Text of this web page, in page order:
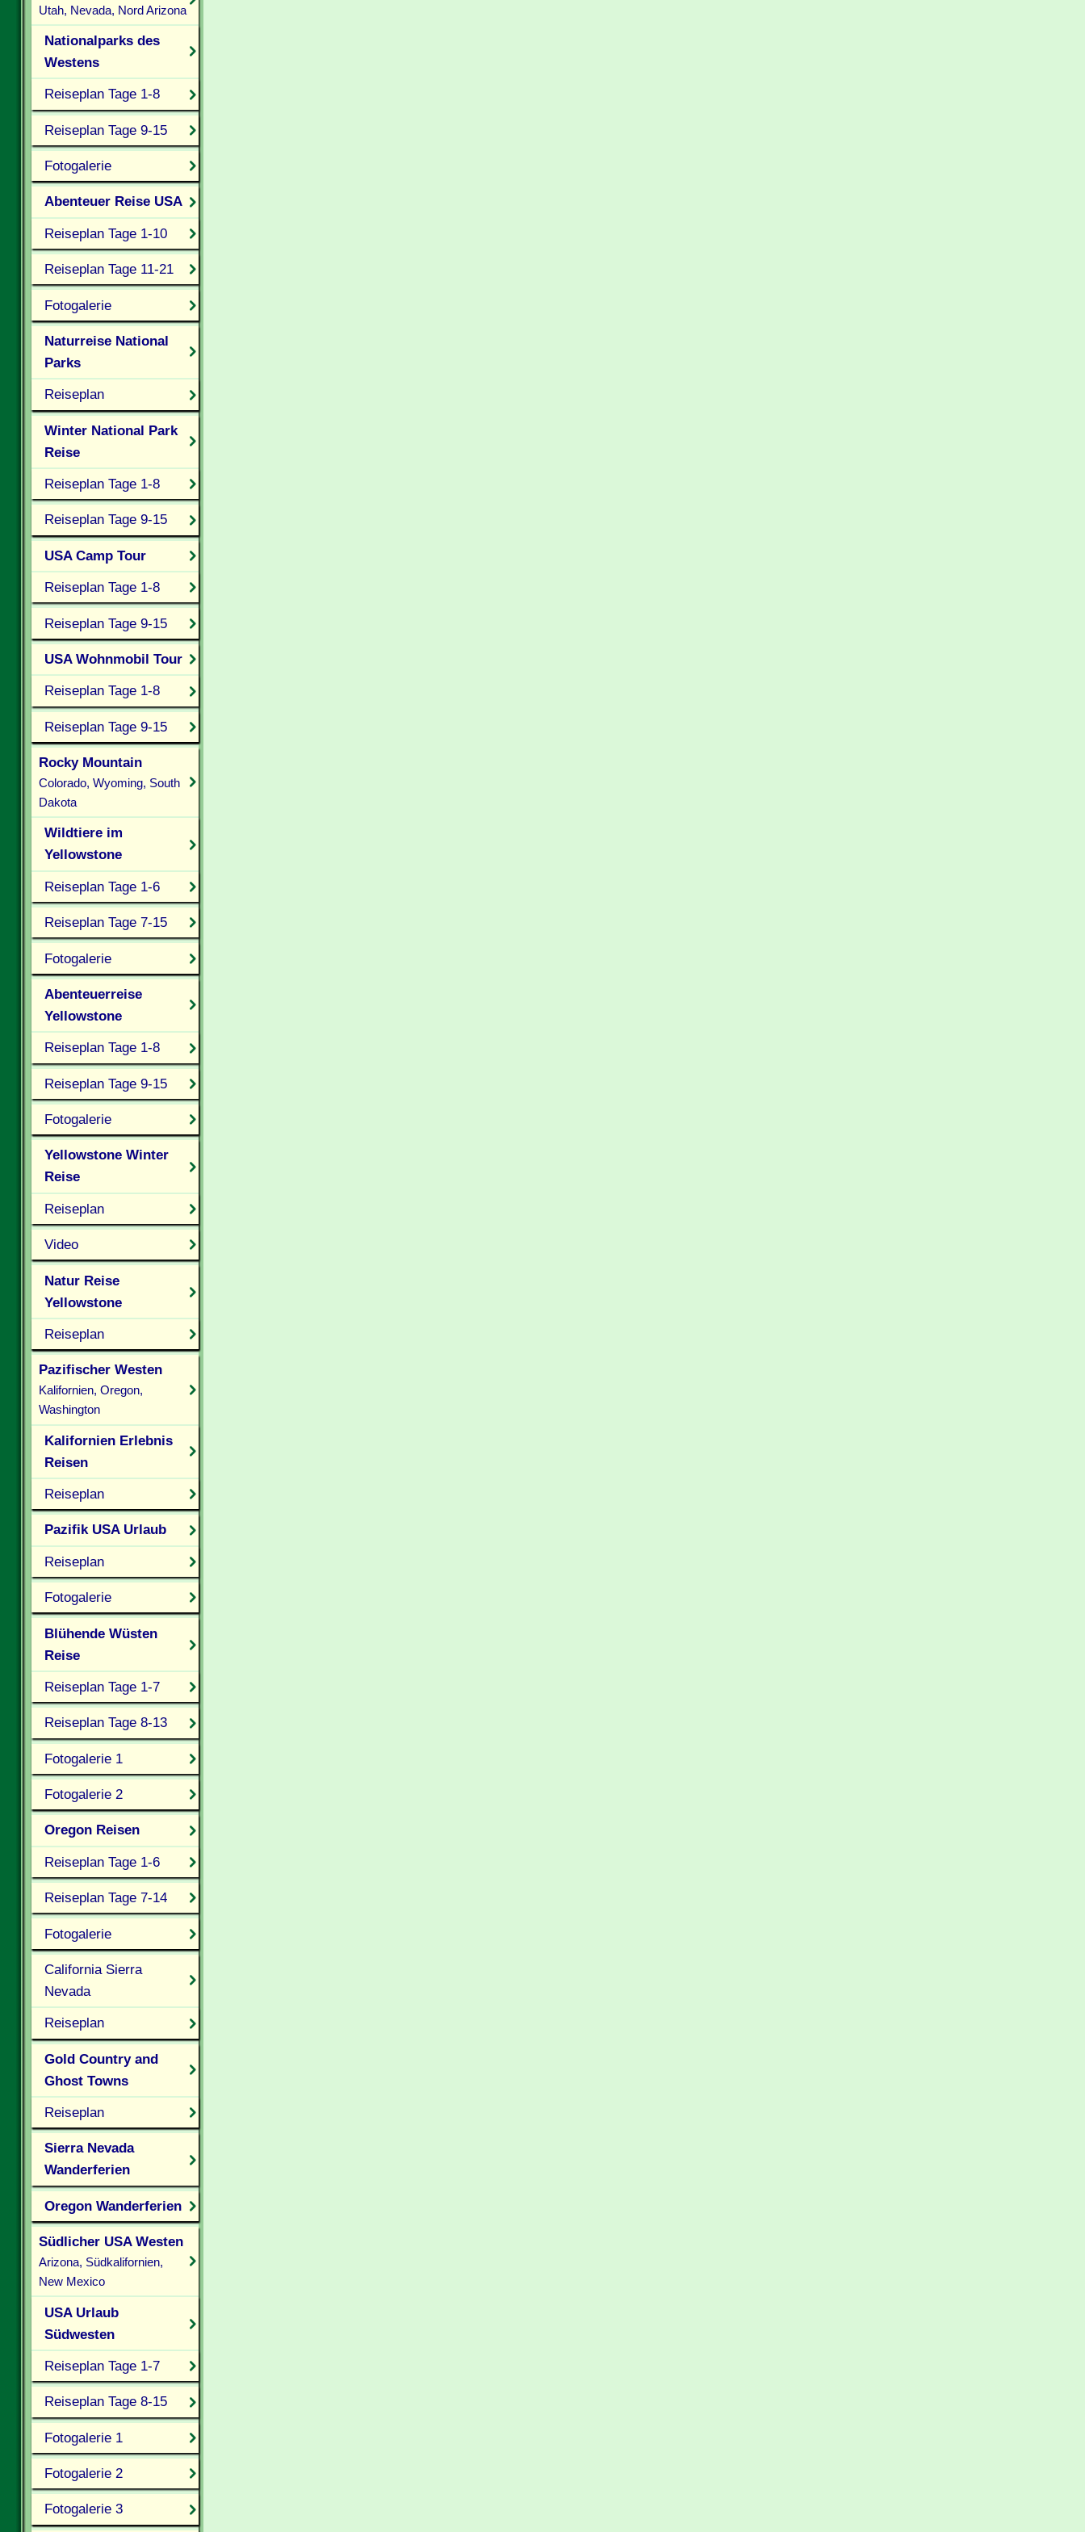
Utah, Nevada, Nord Arizona
Nationalparks des
Westens
Reiseplan Tage 1-8
Reiseplan Tage 9-15
Fotogalerie
Abenteuer Reise USA
Reiseplan Tage 1-10
Reiseplan Tage 11-21
Fotogalerie
Naturreise National
Parks
Reiseplan
Winter National Park
Reise
Reiseplan Tage 1-8
Reiseplan Tage 9-15
USA Camp Tour
Reiseplan Tage 1-8
Reiseplan Tage 9-15
USA Wohnmobil Tour
Reiseplan Tage 1-8
Reiseplan Tage 9-15
Rocky Mountain
Colorado, Wyoming, South
Dakota
Wildtiere im
Yellowstone
Reiseplan Tage 1-6
Reiseplan Tage 7-15
Fotogalerie
Abenteuerreise
Yellowstone
Reiseplan Tage 1-8
Reiseplan Tage 9-15
Fotogalerie
Yellowstone Winter
Reise
Reiseplan
Video
Natur Reise
Yellowstone
Reiseplan
Pazifischer Westen
Kalifornien, Oregon,
Washington
Kalifornien Erlebnis
Reisen
Reiseplan
Pazifik USA Urlaub
Reiseplan
Fotogalerie
Blühende Wüsten
Reise
Reiseplan Tage 1-7
Reiseplan Tage 8-13
Fotogalerie 1
Fotogalerie 2
Oregon Reisen
Reiseplan Tage 1-6
Reiseplan Tage 7-14
Fotogalerie
California Sierra
Nevada
Reiseplan
Gold Country and
Ghost Towns
Reiseplan
Sierra Nevada
Wanderferien
Oregon Wanderferien
Südlicher USA Westen
Arizona, Südkalifornien,
New Mexico
USA Urlaub
Südwesten
Reiseplan Tage 1-7
Reiseplan Tage 8-15
Fotogalerie 1
Fotogalerie 2
Fotogalerie 3